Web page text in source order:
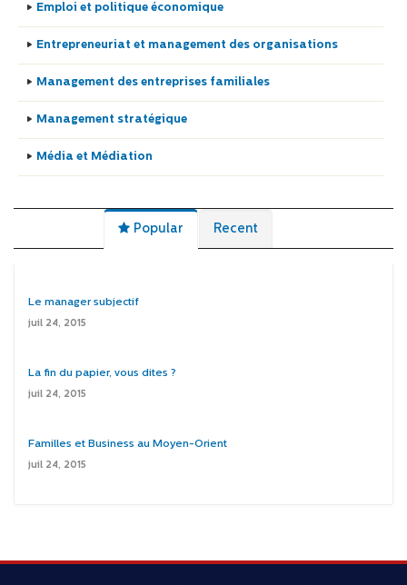
Emploi et politique économique
Entrepreneuriat et management des organisations
Management des entreprises familiales
Management stratégique
Média et Médiation
Popular Recent
Le manager subjectif
juil 24, 2015
La fin du papier, vous dites ?
juil 24, 2015
Familles et Business au Moyen-Orient
juil 24, 2015